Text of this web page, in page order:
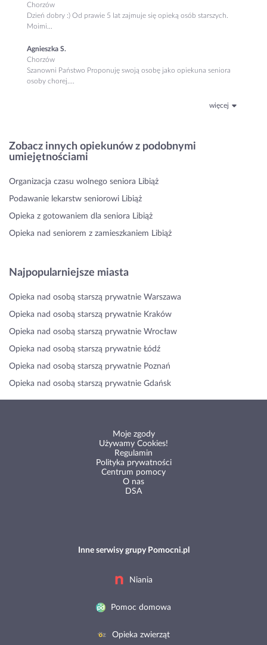
Chorzów
Dzień dobry :) Od prawie 5 lat zajmuje się opieką osób starszych.
Moimi...
Agnieszka S.
Chorzów
Szanowni Państwo Proponuję swoją osobę jako opiekuna seniora
osoby chorej....
więcej
Zobacz innych opiekunów z podobnymi
umiejętnościami
Organizacja czasu wolnego seniora Libiąż
Podawanie lekarstw seniorowi Libiąż
Opieka z gotowaniem dla seniora Libiąż
Opieka nad seniorem z zamieszkaniem Libiąż
Najpopularniejsze miasta
Opieka nad osobą starszą prywatnie Warszawa
Opieka nad osobą starszą prywatnie Kraków
Opieka nad osobą starszą prywatnie Wrocław
Opieka nad osobą starszą prywatnie Łódź
Opieka nad osobą starszą prywatnie Poznań
Opieka nad osobą starszą prywatnie Gdańsk
Moje zgody
Używamy Cookies!
Regulamin
Polityka prywatności
Centrum pomocy
O nas
DSA
Inne serwisy grupy Pomocni.pl
Niania
Pomoc domowa
Opieka zwierząt